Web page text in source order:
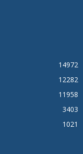
14972
12282
11958
3403
1021